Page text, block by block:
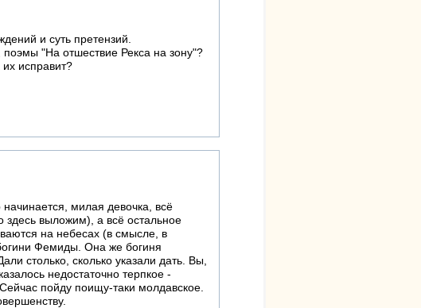
и суть претензий.
поэмы "На отшествие Рекса на зону"?
исправит?
милая девочка, всё
здесь выложим), а всё остальное
на небесах (в смысле, в
Фемиды. Она же богиня
столько, сколько указали дать. Вы,
недостаточно терпкое -
пойду поищу-таки молдавское.